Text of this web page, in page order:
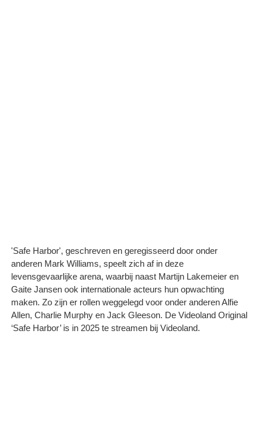
'Safe Harbor', geschreven en geregisseerd door onder
anderen Mark Williams, speelt zich af in deze
levensgevaarlijke arena, waarbij naast Martijn Lakemeier en
Gaite Jansen ook internationale acteurs hun opwachting
maken. Zo zijn er rollen weggelegd voor onder anderen Alfie
Allen, Charlie Murphy en Jack Gleeson. De Videoland Original
‘Safe Harbor’ is in 2025 te streamen bij Videoland.